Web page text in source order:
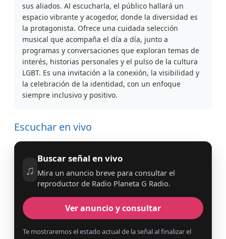
sus aliados. Al escucharla, el público hallará un
espacio vibrante y acogedor, donde la diversidad es
la protagonista. Ofrece una cuidada selección
musical que acompaña el día a día, junto a
programas y conversaciones que exploran temas de
interés, historias personales y el pulso de la cultura
LGBT. Es una invitación a la conexión, la visibilidad y
la celebración de la identidad, con un enfoque
siempre inclusivo y positivo.
Escuchar en vivo
♫
Buscar señal en vivo
Mira un anuncio breve para consultar el
reproductor de Radio Planeta G Radio.
Ver anuncio y consultar
Te mostraremos el estado actual de la señal al finalizar el